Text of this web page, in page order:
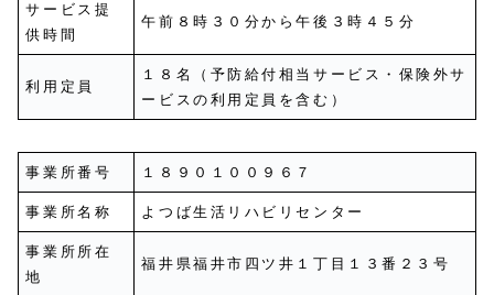
サービス提
供時間
午前８時３０分から午後３時４５分
利用定員
１８名（予防給付相当サービス・保険外サ
ービスの利用定員を含む）
事業所番号 １８９０１００９６７
事業所名称 よつば生活リハビリセンター
事業所所在
地
福井県福井市四ツ井１丁目１３番２３号